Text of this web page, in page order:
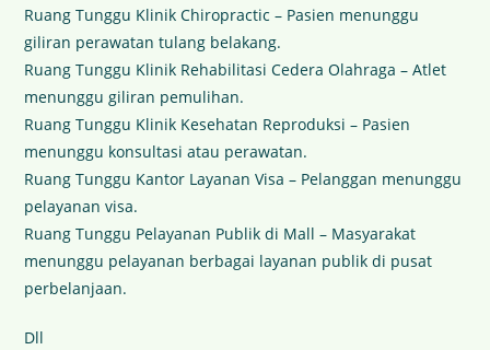
Ruang Tunggu Klinik Chiropractic – Pasien menunggu
giliran perawatan tulang belakang.
Ruang Tunggu Klinik Rehabilitasi Cedera Olahraga – Atlet
menunggu giliran pemulihan.
Ruang Tunggu Klinik Kesehatan Reproduksi – Pasien
menunggu konsultasi atau perawatan.
Ruang Tunggu Kantor Layanan Visa – Pelanggan menunggu
pelayanan visa.
Ruang Tunggu Pelayanan Publik di Mall – Masyarakat
menunggu pelayanan berbagai layanan publik di pusat
perbelanjaan.
Dll